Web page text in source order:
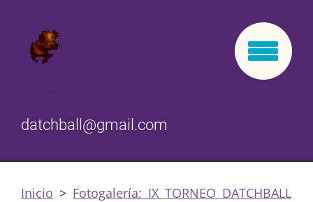
datchball@gmail.com
Inicio > Fotogalería: IX TORNEO DATCHBALL